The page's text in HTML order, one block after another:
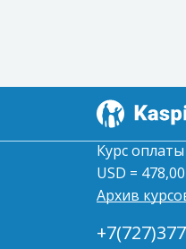
Курс
USD = 478,00
Архив